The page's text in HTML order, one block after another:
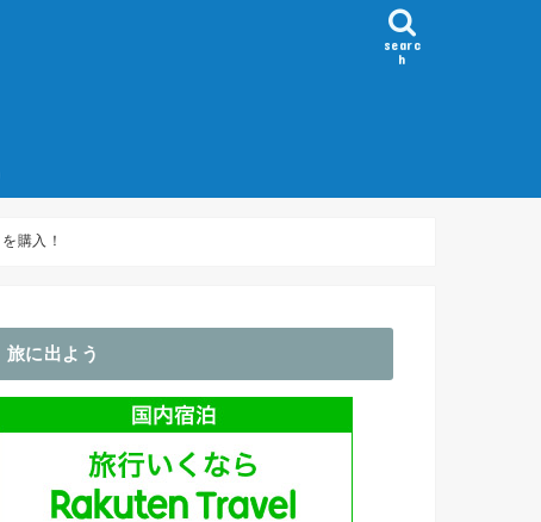
searc
h
購入！
旅に出よう